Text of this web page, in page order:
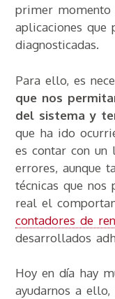
primer
aplicaciones que
diagnosticadas.
Para ello, es
que nos
del sistema y
que ha ido
es contar con
errores, aunque
técnicas que
real el
contadores de
desarrollados
Hoy en día hay
ayudarnos a